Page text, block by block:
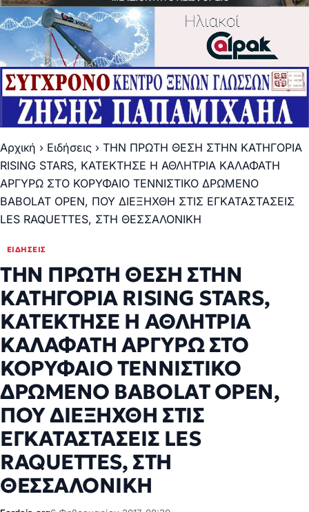
Αρχική › Ειδήσεις › ΤΗΝ ΠΡΩΤΗ ΘΕΣΗ ΣΤΗΝ ΚΑΤΗΓΟΡΙΑ
RISING STARS, ΚΑΤΕΚΤΗΣΕ Η ΑΘΛΗΤΡΙΑ ΚΑΛΑΦΑΤΗ
ΑΡΓΥΡΩ ΣΤΟ ΚΟΡΥΦΑΙΟ ΤΕΝΝΙΣΤΙΚΟ ΔΡΩΜΕΝΟ
BABOLAT OPEN, ΠΟΥ ΔΙΕΞΗΧΘΗ ΣΤΙΣ ΕΓΚΑΤΑΣΤΑΣΕΙΣ
LES RAQUETTES, ΣΤΗ ΘΕΣΣΑΛΟΝΙΚΗ
ΕΙΔΉΣΕΙΣ
ΤΗΝ ΠΡΩΤΗ ΘΕΣΗ ΣΤΗΝ
ΚΑΤΗΓΟΡΙΑ RISING STARS,
ΚΑΤΕΚΤΗΣΕ Η ΑΘΛΗΤΡΙΑ
ΚΑΛΑΦΑΤΗ ΑΡΓΥΡΩ ΣΤΟ
ΚΟΡΥΦΑΙΟ ΤΕΝΝΙΣΤΙΚΟ
ΔΡΩΜΕΝΟ BABOLAT OPEN,
ΠΟΥ ΔΙΕΞΗΧΘΗ ΣΤΙΣ
ΕΓΚΑΤΑΣΤΑΣΕΙΣ LES
RAQUETTES, ΣΤΗ
ΘΕΣΣΑΛΟΝΙΚΗ